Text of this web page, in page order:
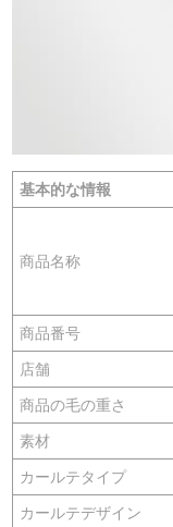
基本的な情報
商品名称
商品番号
店舗
商品の毛の重さ
素材
カールテタイプ
カールテデザイン